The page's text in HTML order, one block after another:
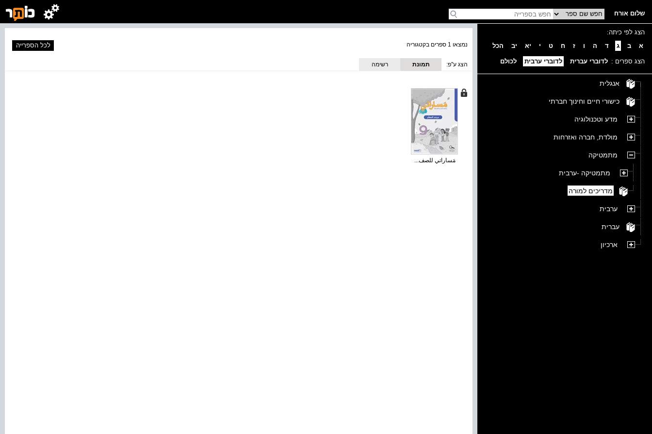
שלום אורח
הצג לפי כיתה:
א
ב ג ד ה ו ז ח ט י יא יב הכל
הצג ספרים : לדוברי עברית לדוברי ערבית לכולם
אנגלית
כישורי חיים וחינוך חברתי
מדע וטכנולוגיה
מולדת, חברה ואזרחות
מתמטיקה
מתמטיקה -ערבית
מדריכים למורה
ערבית
עברית
ארכיון
נמצאו 1 ספרים בקטגוריה לכל הספרייה
הצג ע''פ:
תמונת
רשימה
مَساراتي للصف...